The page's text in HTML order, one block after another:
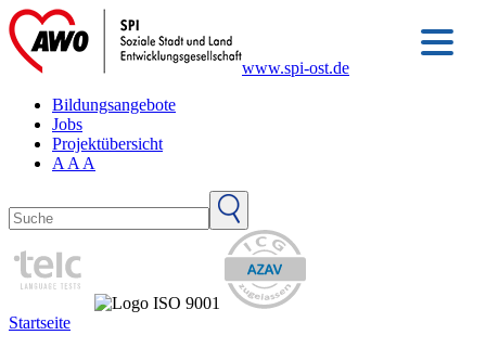
www.spi-ost.de
Bildungsangebote
Jobs
Projektübersicht
A A A
Startseite